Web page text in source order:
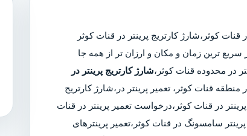
قنات کوثر ،شارژ کارتریج پرینتر در قنات کوثر
در سریع ترین زمان و مکان و ارزان تر از همه جا
شارژ کارتریج پرینتر در
منطقه قنات کوثر، تعمیر پرینتر در،شارژ کارتریج
در قنات کوثر،درخواست تعمیر پرینتر در قنات
پرینتر سامسونگ در قنات کوثر،تعمیر پرینترهای